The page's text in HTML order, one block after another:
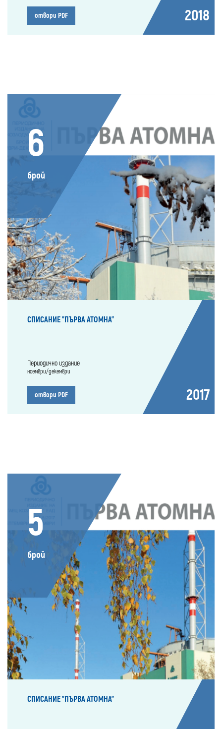
отвори PDF 2018
6
брой
СПИСАНИЕ "ПЪРВА АТОМНА"
Периодично издание
ноември/декември
отвори PDF 2017
5
брой
СПИСАНИЕ "ПЪРВА АТОМНА"